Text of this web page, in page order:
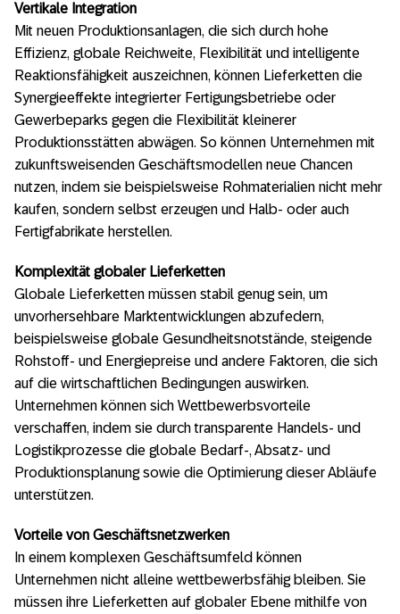
Vertikale Integration
Mit neuen Produktionsanlagen, die sich durch hohe
Effizienz, globale Reichweite, Flexibilität und intelligente
Reaktionsfähigkeit auszeichnen, können Lieferketten die
Synergieeffekte integrierter Fertigungsbetriebe oder
Gewerbeparks gegen die Flexibilität kleinerer
Produktionsstätten abwägen. So können Unternehmen mit
zukunftsweisenden Geschäftsmodellen neue Chancen
nutzen, indem sie beispielsweise Rohmaterialien nicht mehr
kaufen, sondern selbst erzeugen und Halb- oder auch
Fertigfabrikate herstellen.
Komplexität globaler Lieferketten
Globale Lieferketten müssen stabil genug sein, um
unvorhersehbare Marktentwicklungen abzufedern,
beispielsweise globale Gesundheitsnotstände, steigende
Rohstoff- und Energiepreise und andere Faktoren, die sich
auf die wirtschaftlichen Bedingungen auswirken.
Unternehmen können sich Wettbewerbsvorteile
verschaffen, indem sie durch transparente Handels- und
Logistikprozesse die globale Bedarf-, Absatz- und
Produktionsplanung sowie die Optimierung dieser Abläufe
unterstützen.
Vorteile von Geschäftsnetzwerken
In einem komplexen Geschäftsumfeld können
Unternehmen nicht alleine wettbewerbsfähig bleiben. Sie
müssen ihre Lieferketten auf globaler Ebene mithilfe von